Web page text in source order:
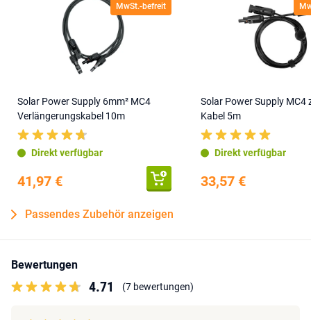
MwSt.-befreit
Solar Power Supply 6mm² MC4
Verlängerungskabel 10m
Direkt verfügbar
41,97 €
Solar Power Supply MC4
Kabel 5m
Direkt verfügbar
33,57 €
Passendes Zubehör anzeigen
Bewertungen
4.71 (7 bewertungen)